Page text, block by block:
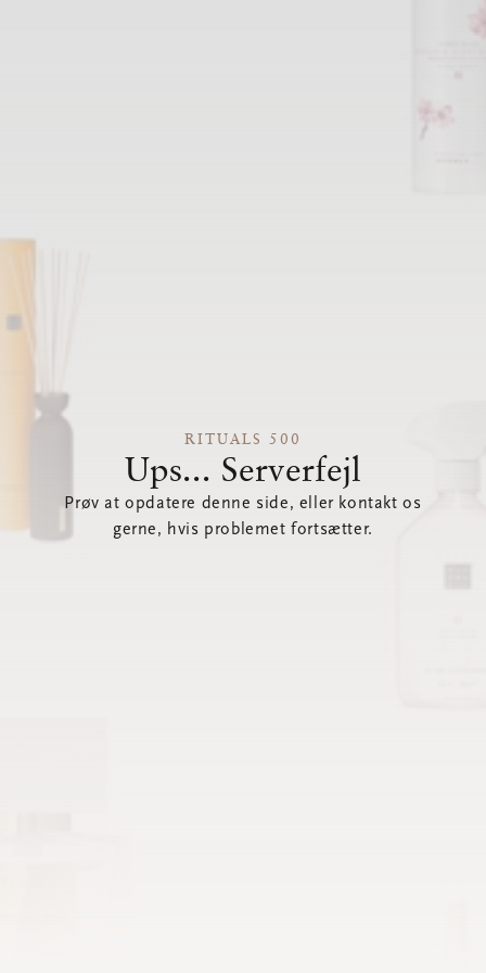
RITUALS 500
Ups... Serverfejl
Prøv at opdatere denne side, eller kontakt os
gerne, hvis problemet fortsætter.